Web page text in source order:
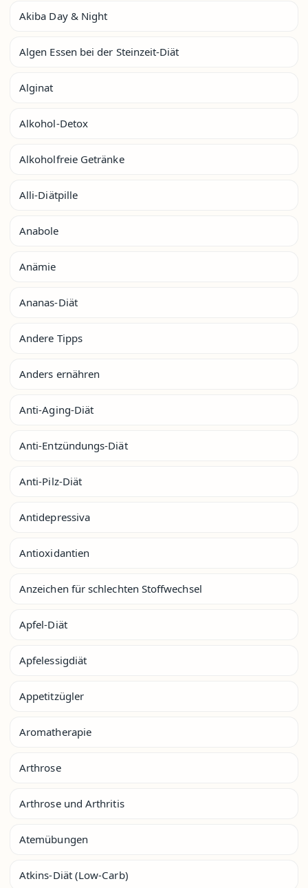
Akiba Day & Night
Algen Essen bei der Steinzeit-Diät
Alginat
Alkohol-Detox
Alkoholfreie Getränke
Alli-Diätpille
Anabole
Anämie
Ananas-Diät
Andere Tipps
Anders ernähren
Anti-Aging-Diät
Anti-Entzündungs-Diät
Anti-Pilz-Diät
Antidepressiva
Antioxidantien
Anzeichen für schlechten Stoffwechsel
Apfel-Diät
Apfelessigdiät
Appetitzügler
Aromatherapie
Arthrose
Arthrose und Arthritis
Atemübungen
Atkins-Diät (Low-Carb)